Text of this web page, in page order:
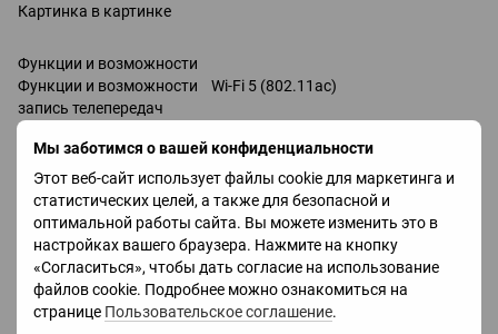
Мы заботимся о вашей конфиденциальности
Этот веб-сайт использует файлы cookie для маркетинга и
статистических целей, а также для безопасной и
оптимальной работы сайта. Вы можете изменить это в
настройках вашего браузера. Нажмите на кнопку
«Согласиться», чтобы дать согласие на использование
файлов cookie. Подробнее можно ознакомиться на
странице Пользовательское соглашение.
Картинка в картинке
Функции и возможности
Функции и возможности Wi-Fi 5 (802.11ac)
запись телепередач
Miracast
Bluetooth v 5.2
поддержка DLNA
управление голосом
Amazon Alexa
Google Assistant
Bixby
Разъемы
Входы USB 2 шт